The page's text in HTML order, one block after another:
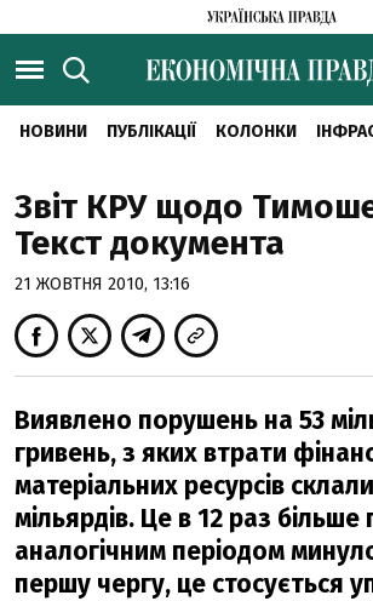
НОВИНИ ПУБЛІКАЦІЇ КОЛОНКИ
Звіт КРУ щодо
Текст документа
21 ЖОВТНЯ 2010, 13:16
Виявлено порушень на 53
гривень, з яких втрати
матеріальних ресурсів
мільярдів. Це в 12 раз більше
аналогічним періодом
першу чергу, це стосується